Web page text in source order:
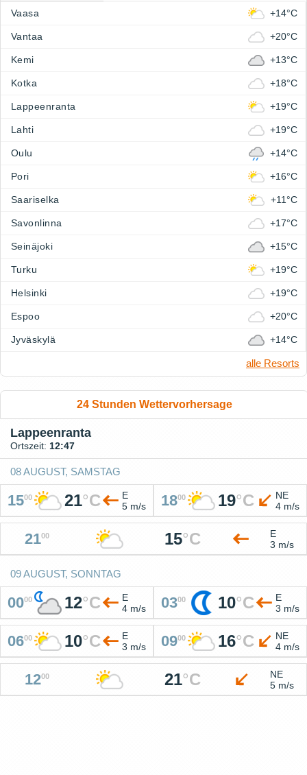
Vaasa +14°C
Vantaa +20°C
Kemi +13°C
Kotka +18°C
Lappeenranta +19°C
Lahti +19°C
Oulu +14°C
Pori +16°C
Saariselka +11°C
Savonlinna +17°C
Seinäjoki +15°C
Turku +19°C
Helsinki +19°C
Espoo +20°C
Jyväskylä +14°C
alle Resorts
24 Stunden Wettervorhersage
Lappeenranta
Ortszeit: 12:47
08 AUGUST, SAMSTAG
1500 21°C
E
5 m/s
1800 19°C
NE
4 m/s
2100 15°C
E
3 m/s
09 AUGUST, SONNTAG
0000 12°C
E
4 m/s
0300 10°C
E
3 m/s
0600 10°C
E
3 m/s
0900 16°C
NE
4 m/s
1200 21°C
NE
5 m/s